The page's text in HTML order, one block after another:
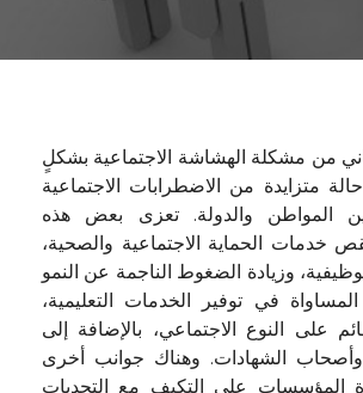
من مشكلة الهشاشة الاجتماعية بشكلٍ
متزايدة من الاضطرابات الاجتماعية
المواطن والدولة. تعزى بعض هذه
خدمات الحماية الاجتماعية والصحية،
وزيادة الضغوط الناجمة عن النمو
في توفير الخدمات التعليمية،
على النوع الاجتماعي، بالإضافة إلى
الشهادات. وهناك جوانب أخرى